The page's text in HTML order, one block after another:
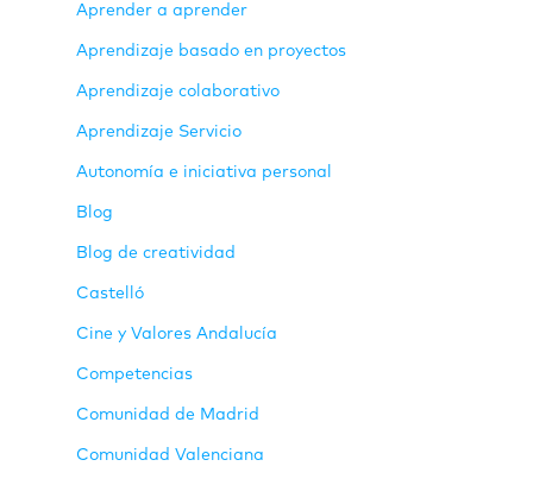
Aprender a aprender
Aprendizaje basado en proyectos
Aprendizaje colaborativo
Aprendizaje Servicio
Autonomía e iniciativa personal
Blog
Blog de creatividad
Castelló
Cine y Valores Andalucía
Competencias
Comunidad de Madrid
Comunidad Valenciana